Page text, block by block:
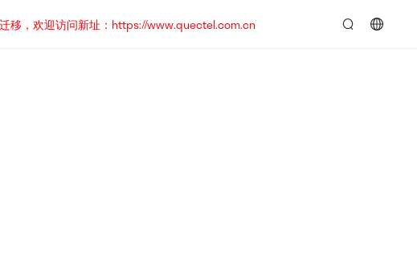
移，欢迎访问新址：https://www.quectel.com.cn